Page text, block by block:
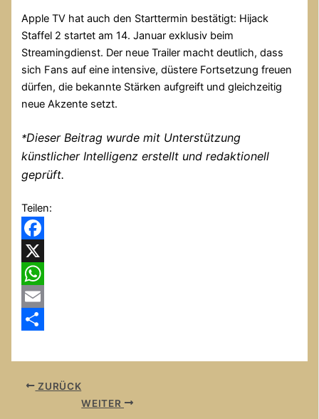
Apple TV hat auch den Starttermin bestätigt: Hijack
Staffel 2 startet am 14. Januar exklusiv beim
Streamingdienst. Der neue Trailer macht deutlich, dass
sich Fans auf eine intensive, düstere Fortsetzung freuen
dürfen, die bekannte Stärken aufgreift und gleichzeitig
neue Akzente setzt.
*Dieser Beitrag wurde mit Unterstützung
künstlicher Intelligenz erstellt und redaktionell
geprüft.
Teilen:
Facebook
X
WhatsApp
Email
ZURÜCK
WEITER